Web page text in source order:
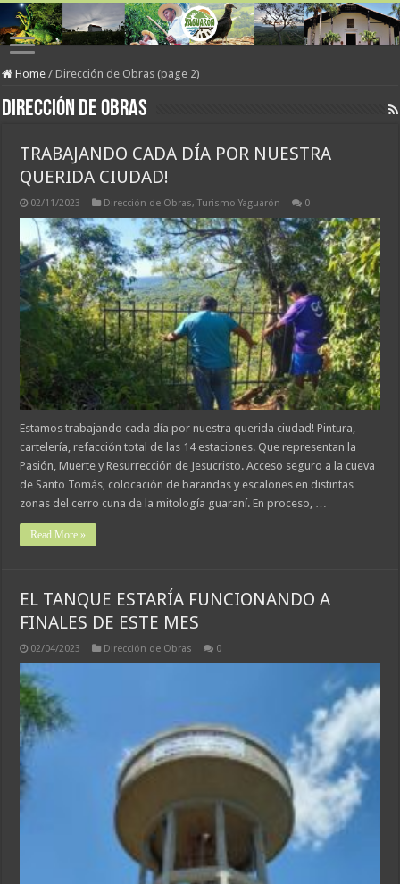
Home / Dirección de Obras (page 2)
Dirección de Obras
TRABAJANDO CADA DÍA POR NUESTRA
QUERIDA CIUDAD!
02/11/2023 Dirección de Obras,Turismo Yaguarón 0
Estamos trabajando cada día por nuestra querida ciudad! Pintura,
cartelería, refacción total de las 14 estaciones. Que representan la
Pasión, Muerte y Resurrección de Jesucristo. Acceso seguro a la cueva
de Santo Tomás, colocación de barandas y escalones en distintas
zonas del cerro cuna de la mitología guaraní. En proceso, …
Read More »
EL TANQUE ESTARÍA FUNCIONANDO A
FINALES DE ESTE MES
02/04/2023 Dirección de Obras 0